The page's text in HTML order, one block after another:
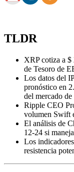
TLDR
XRP cotiza a
de Tesoro de
Los datos del
pronóstico en
del mercado
Ripple CEO
volumen Swift
El análisis de
12-24 si
Los
resistencia